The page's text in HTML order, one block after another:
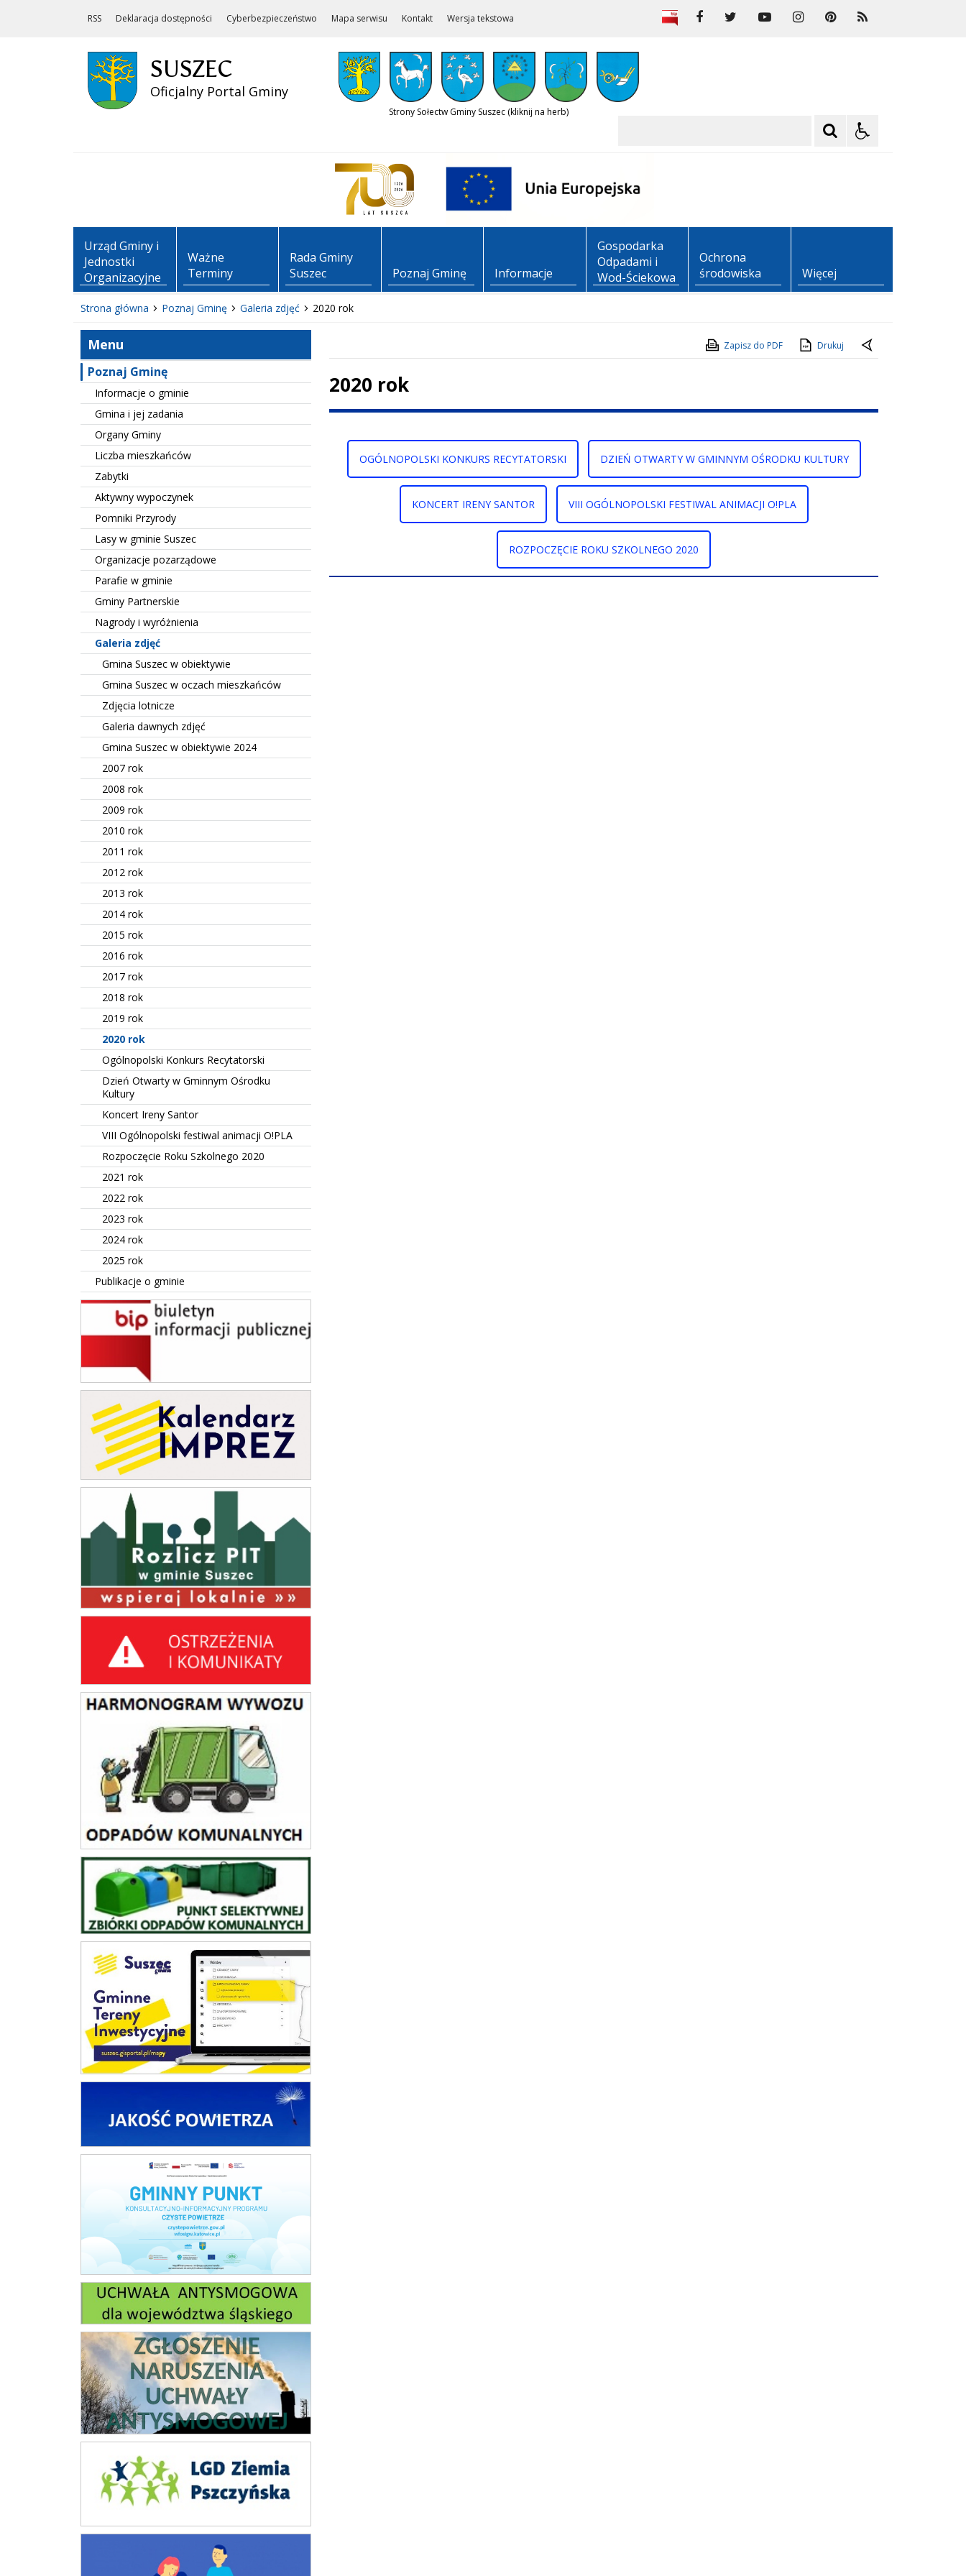
RSS Deklaracja dostępności Cyberbezpieczeństwo Mapa serwisu Kontakt Wersja tekstowa
SUSZEC
Oficjalny Portal Gminy
Strony Sołectw Gminy Suszec (kliknij na herb)
Urząd Gminy i
Jednostki
Organizacyjne
Ważne
Terminy
Rada Gminy
Suszec
Poznaj Gminę Informacje
Gospodarka
Odpadami i
Wod-Ściekowa
Ochrona
środowiska
Więcej
Strona główna Poznaj Gminę Galeria zdjęć 2020 rok
Menu
Poznaj Gminę
Informacje o gminie
Gmina i jej zadania
Organy Gminy
Liczba mieszkańców
Zabytki
Aktywny wypoczynek
Pomniki Przyrody
Lasy w gminie Suszec
Organizacje pozarządowe
Parafie w gminie
Gminy Partnerskie
Nagrody i wyróżnienia
Galeria zdjęć
Gmina Suszec w obiektywie
Gmina Suszec w oczach mieszkańców
Zdjęcia lotnicze
Galeria dawnych zdjęć
Gmina Suszec w obiektywie 2024
2007 rok
2008 rok
2009 rok
2010 rok
2011 rok
2012 rok
2013 rok
2014 rok
2015 rok
2016 rok
2017 rok
2018 rok
2019 rok
2020 rok
Ogólnopolski Konkurs Recytatorski
Dzień Otwarty w Gminnym Ośrodku
Kultury
Koncert Ireny Santor
VIII Ogólnopolski festiwal animacji O!PLA
Rozpoczęcie Roku Szkolnego 2020
2021 rok
2022 rok
2023 rok
2024 rok
2025 rok
Publikacje o gminie
BIP Suszec
Kalendarz Imprez
Ostrzeżenia i komunikaty
harmonogram wywozu odpadów komunalnych
PSZOK
Jakość powietrza
Czyste Powietrze
Uchwała antysmogowa
Zgłoszenie naruszeń ustawy antysmogowej
Lokalna grupa działania
Karta dużej rodziny
Zapisz do PDF Drukuj
2020 rok
Treść
OGÓLNOPOLSKI KONKURS RECYTATORSKI DZIEŃ OTWARTY W GMINNYM OŚRODKU KULTURY
KONCERT IRENY SANTOR VIII OGÓLNOPOLSKI FESTIWAL ANIMACJI O!PLA
ROZPOCZĘCIE ROKU SZKOLNEGO 2020